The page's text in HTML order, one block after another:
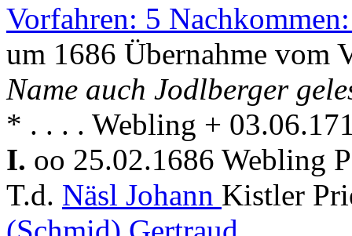
Vorfahren: 5
um 1686 Übernahme vom
Name auch Jodlberger
* . . . . Webling +
I. oo 25.02.1686 Webling
T.d. Näsl Johann Kistler